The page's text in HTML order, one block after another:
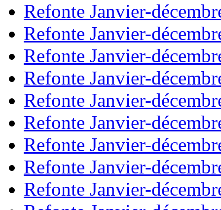
Refonte Janvier-
Refonte Janvier-
Refonte Janvier-
Refonte Janvier-
Refonte Janvier-
Refonte Janvier-
Refonte Janvier-
Refonte Janvier-
Refonte Janvier-